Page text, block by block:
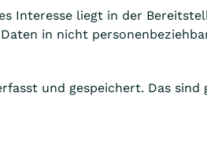
Interesse liegt in der
in nicht
und gespeichert. Das sind